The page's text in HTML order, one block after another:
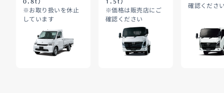
0.8t）
※お取り扱いを休止
しています
1.5t）
※価格は販売店にご
確認ください
確認くださ